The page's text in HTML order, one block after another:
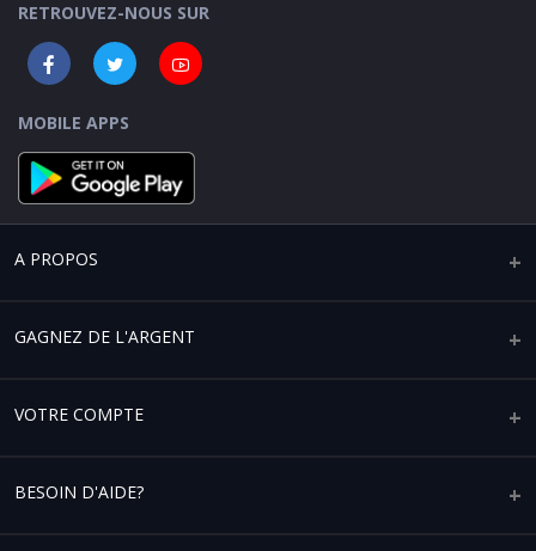
RETROUVEZ-NOUS SUR
MOBILE APPS
A PROPOS
Qui sommes-nous ?
Paramètres de confidentialité
GAGNEZ DE L'ARGENT
Vendre sur Africaplace
Devenez partenaire de service logistique
VOTRE COMPTE
Votre compte
BESOIN D'AIDE?